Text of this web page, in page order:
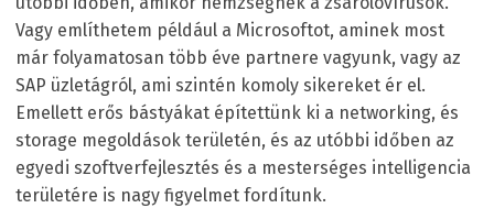
Vagy említhetem például a Microsoftot, aminek most
már folyamatosan több éve partnere vagyunk, vagy az
SAP üzletágról, ami szintén komoly sikereket ér el.
Emellett erős bástyákat építettünk ki a networking, és
storage megoldások területén, és az utóbbi időben az
egyedi szoftverfejlesztés és a mesterséges intelligencia
területére is nagy figyelmet fordítunk.